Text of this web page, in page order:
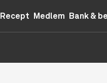
Recept Medlem Bank &